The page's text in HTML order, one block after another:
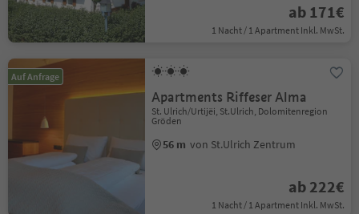
ab 171€
1 Nacht / 1 Apartment Inkl. MwSt.
Auf Anfrage
Apartments Riffeser Alma
St. Ulrich/Urtijëi, St.Ulrich, Dolomitenregion
Gröden
56 m von St.Ulrich Zentrum
ab 222€
1 Nacht / 1 Apartment Inkl. MwSt.